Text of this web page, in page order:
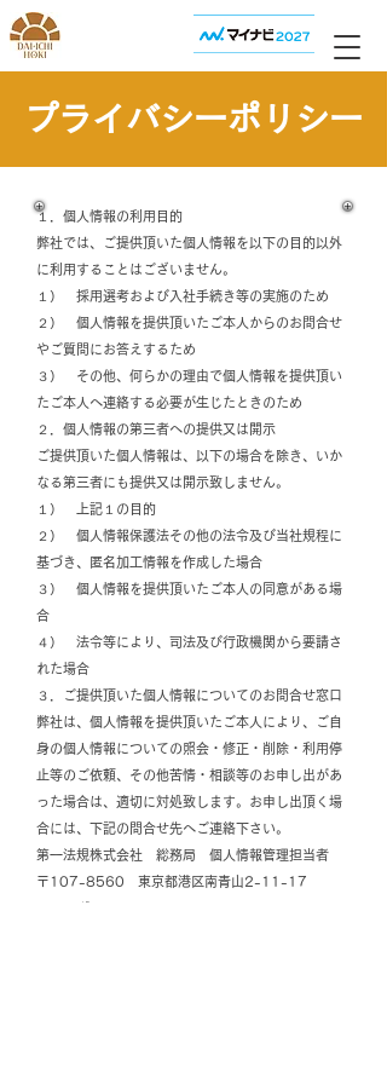
プライバシーポリシー
​１．個人情報の利用目的
弊社では、ご提供頂いた個人情報を以下の目的以外
に利用することはございません。
１） 採用選考および入社手続き等の実施のため
２） 個人情報を提供頂いたご本人からのお問合せ
やご質問にお答えするため
３） その他、何らかの理由で個人情報を提供頂い
たご本人へ連絡する必要が生じたときのため
２．個人情報の第三者への提供又は開示
ご提供頂いた個人情報は、以下の場合を除き、いか
なる第三者にも提供又は開示致しません。
１） 上記１の目的
２） 個人情報保護法その他の法令及び当社規程に
基づき、匿名加工情報を作成した場合
３） 個人情報を提供頂いたご本人の同意がある場
合
４） 法令等により、司法及び行政機関から要請さ
れた場合
３．ご提供頂いた個人情報についてのお問合せ窓口
弊社は、個人情報を提供頂いたご本人により、ご自
身の個人情報についての照会・修正・削除・利用停
止等のご依頼、その他苦情・相談等のお申し出があ
った場合は、適切に対処致します。お申し出頂く場
合には、下記の問合せ先へご連絡下さい。
第一法規株式会社 総務局 個人情報管理担当者
〒107-8560 東京都港区南青山2-11-17